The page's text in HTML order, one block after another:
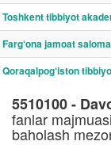
Toshkent tibbiyot
Farg‘ona jamoat
Qoraqalpog‘iston
5510100 -
fanlar
baholash